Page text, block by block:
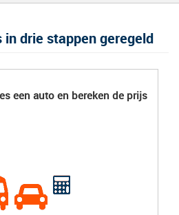
in drie stappen geregeld
een auto en bereken de prijs